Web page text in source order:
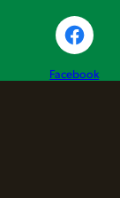
Facebook